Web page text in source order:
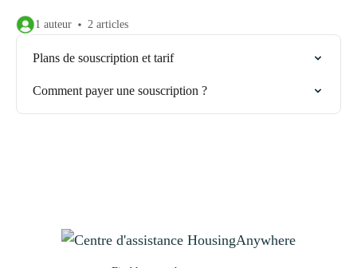
1 auteur 2 articles
Plans de souscription et tarif
Comment payer une souscription ?